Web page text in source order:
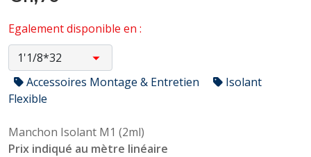
Egalement disponible en :
Accessoires Montage & Entretien
Isolant
Flexible
Manchon Isolant M1 (2ml)
Prix indiqué au mètre linéaire